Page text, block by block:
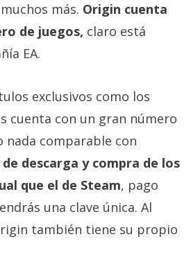
más. Origin cuenta
de juegos, claro está
EA.
exclusivos como los
cuenta con un gran número
nada comparable con
descarga y compra de los
que el de Steam, pago
una clave única. Al
también tiene su propio